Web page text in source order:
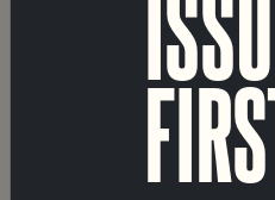
Domínio de ferramentas
CRM e Excel/Google Sheets.
Fluência em português e
Capacidade de resolução
gosto por ambientes
Paixão por cerveja